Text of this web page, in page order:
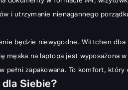
i utrzymanie nienagannego
będzie niewygodne. Wittchen
na laptopa jest wyposażona
zapakowana. To komfort,
Siebie?